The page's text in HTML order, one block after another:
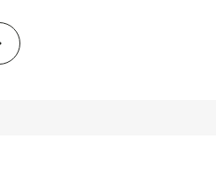
BSc in In­ter­na­tion­al Busi­ness